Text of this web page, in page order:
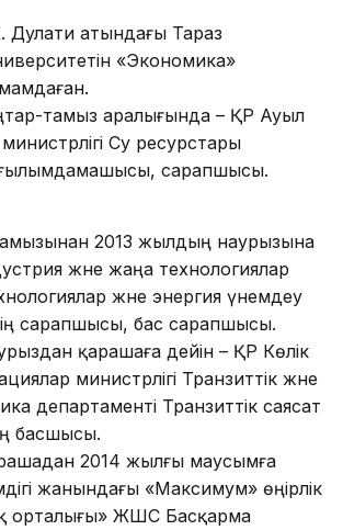
атындағы Тараз
«Экономика»
тамыз аралығында – ҚР Ауыл
Су ресурстары
сарапшысы.
2013 жылдың наурызына
және жаңа технологиялар
және энергия үнемдеу
сарапшысы, бас сарапшысы.
қарашаға дейін – ҚР Көлік
министрлігі Транзиттік және
департаменті Транзиттік саясат
басшысы.
2014 жылғы маусымға
жанындағы «Максимум» өңірлік
орталығы» ЖШС Басқарма